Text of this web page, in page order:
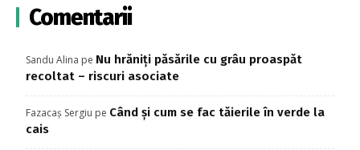
Comentarii
Sandu Alina pe Nu hrăniți păsările cu grâu proaspăt
recoltat – riscuri asociate
Fazacaș Sergiu pe Când și cum se fac tăierile în verde la
cais